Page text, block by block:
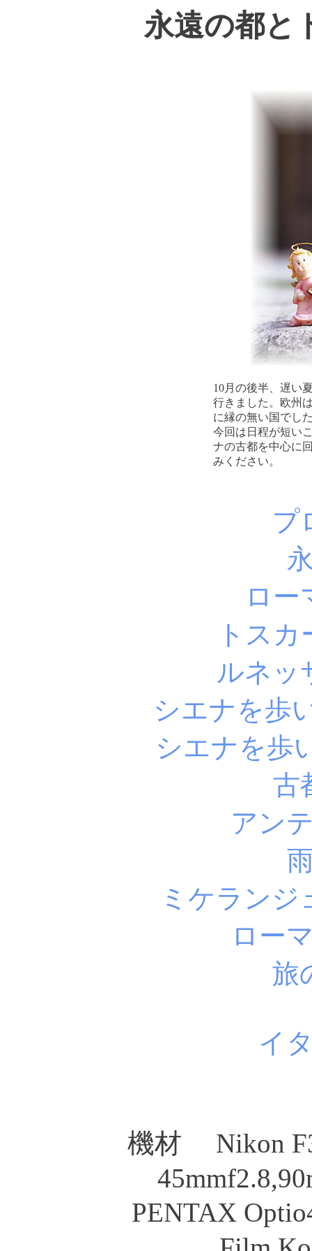
永遠の都と
10月の後半、遅い
行きました。欧州
に縁の無い国でし
今回は日程が短い
ナの古都を中心に
みください。
プ
ロー
トス
ルネッ
シエナを歩
シエナを歩
古
アン
ミケラン
ロー
旅
イ
機材 Nikon F3
PENTAX